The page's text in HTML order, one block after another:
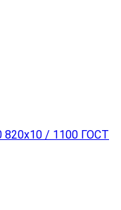
/ 1100 ГОСТ